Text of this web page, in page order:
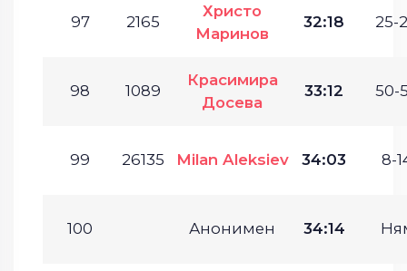
97 2165
Христо
Маринов
32:18 25-
98 1089
Красимира
Досева
33:12 50-
99 26135 Milan Aleksiev 34:03 8-
100 Анонимен 34:14